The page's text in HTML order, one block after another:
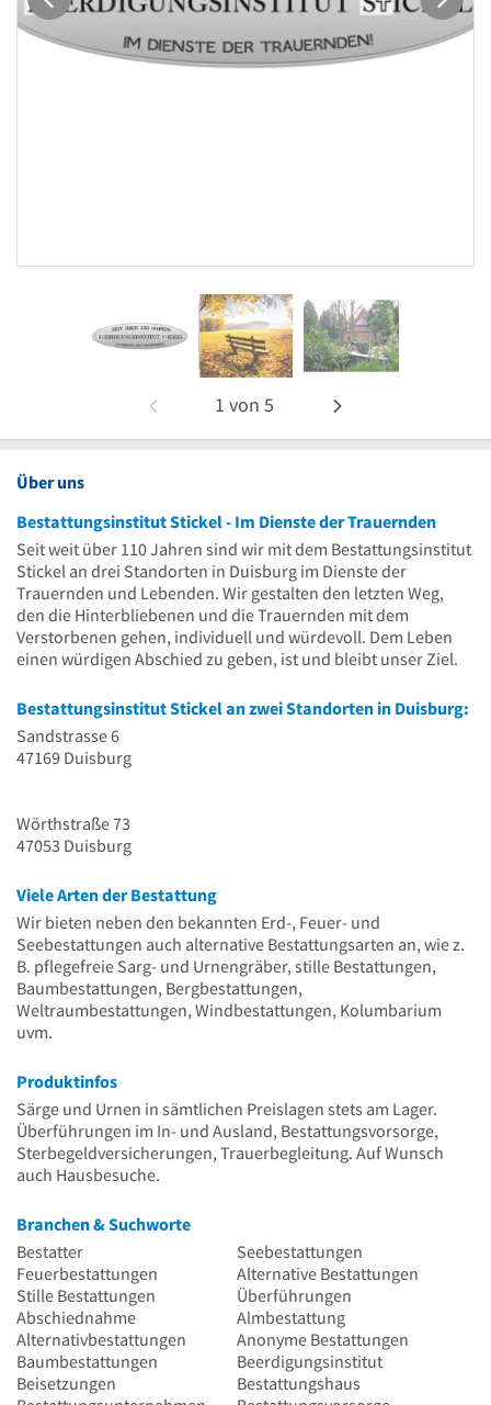
1 von 5
Über uns
Bestattungsinstitut Stickel - Im Dienste der Trauernden
Seit weit über 110 Jahren sind wir mit dem Bestattungsinstitut
Stickel an drei Standorten in Duisburg im Dienste der
Trauernden und Lebenden. Wir gestalten den letzten Weg,
den die Hinterbliebenen und die Trauernden mit dem
Verstorbenen gehen, individuell und würdevoll. Dem Leben
einen würdigen Abschied zu geben, ist und bleibt unser Ziel.
Bestattungsinstitut Stickel an zwei Standorten in Duisburg:
Sandstrasse 6
47169 Duisburg
Wörthstraße 73
47053 Duisburg
Viele Arten der Bestattung
Wir bieten neben den bekannten Erd-, Feuer- und
Seebestattungen auch alternative Bestattungsarten an, wie z.
B. pflegefreie Sarg- und Urnengräber, stille Bestattungen,
Baumbestattungen, Bergbestattungen,
Weltraumbestattungen, Windbestattungen, Kolumbarium
uvm.
Produktinfos
Särge und Urnen in sämtlichen Preislagen stets am Lager.
Überführungen im In- und Ausland, Bestattungsvorsorge,
Sterbegeldversicherungen, Trauerbegleitung. Auf Wunsch
auch Hausbesuche.
Branchen & Suchworte
Bestatter
Seebestattungen
Feuerbestattungen
Alternative Bestattungen
Stille Bestattungen
Überführungen
Abschiednahme
Almbestattung
Alternativbestattungen
Anonyme Bestattungen
Baumbestattungen
Beerdigungsinstitut
Beisetzungen
Bestattungshaus